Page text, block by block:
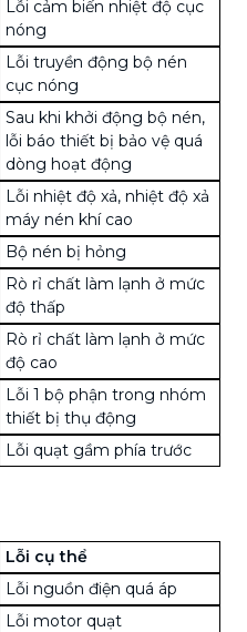
Lỗi cảm biến nhiệt độ cục
nóng
Lỗi truyền động bộ nén
cục nóng
Sau khi khởi động bộ nén,
lỗi báo thiết bị bảo vệ quá
dòng hoạt động
Lỗi nhiệt độ xả, nhiệt độ xả
máy nén khí cao
Bộ nén bị hỏng
Rò rỉ chất làm lạnh ở mức
độ thấp
Rò rỉ chất làm lạnh ở mức
độ cao
Lỗi 1 bộ phận trong nhóm
thiết bị thụ động
Lỗi quạt gầm phía trước
Lỗi cụ thể
Lỗi nguồn điện quá áp
Lỗi motor quạt